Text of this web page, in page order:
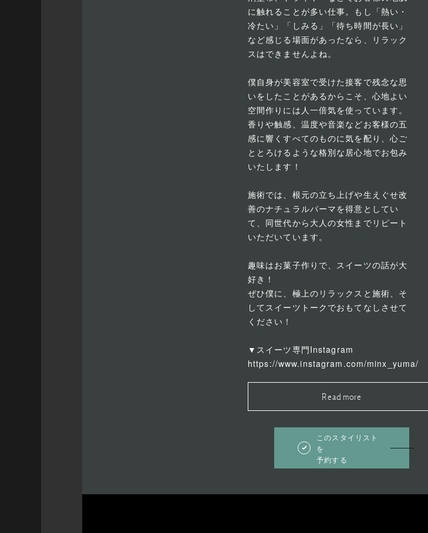
に触れることが多い仕事。もし「熱い・
冷たい」「しみる」「待ち時間が長い」
など感じる場面があったなら、リラック
スはできませんよね。
僕自身が美容室で受けた接客で残念な思
いをしたことがあるからこそ、心地よい
空間作りには人一倍気を使っています。
香りや触感、温度や音楽などお客様の五
感に響くすべてのものに気を配り、心ご
ととろけるような格別な居心地でお包み
いたします！
施術では、根元の立ち上げや生えぐせ改
善のナチュラルパーマを得意としてい
て、同世代から大人の女性までリピート
いただいています。
趣味はお菓子作りで、スイーツの話が大
好き！
ぜひ僕に、極上のリラックスと施術、そ
してスイーツトークでおもてなしさせて
ください！
▼スイーツ専門Instagram
https://www.instagram.com/minx_yuma/
Read more
このスタイリスト
を
予約する